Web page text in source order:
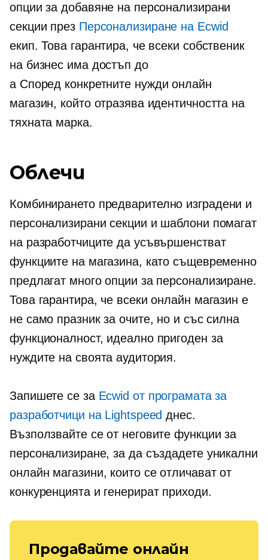
опции за добавяне на персонализирани
секции през Персонализиране на Ecwid
екип. Това гарантира, че всеки собственик
на бизнес има достъп до
a Според конкретните нужди онлайн
магазин, който отразява идентичността на
тяхната марка.
Облечи
Комбинирането предварително изградени и
персонализирани секции и шаблони помагат
на разработчиците да усъвършенстват
функциите на магазина, като същевременно
предлагат много опции за персонализиране.
Това гарантира, че всеки онлайн магазин е
не само празник за очите, но и със силна
функционалност, идеално пригоден за
нуждите на своята аудитория.
Запишете се за Ecwid от програмата за
разработчици на Lightspeed днес.
Възползвайте се от неговите функции за
персонализиране, за да създадете уникални
онлайн магазини, които се отличават от
конкуренцията и генерират приходи.
Продавайте онлайн